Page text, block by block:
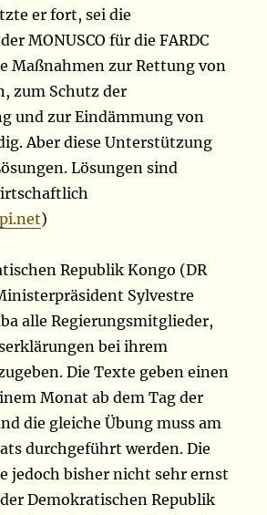
er fort, sei die
MONUSCO für die FARDC
Maßnahmen zur Rettung von
zum Schutz der
und zur Eindämmung von
Aber diese Unterstützung
Lösungen sind
)
Republik Kongo (DR
Sylvestre
alle Regierungsmitglieder,
bei ihrem
Die Texte geben einen
Monat ab dem Tag der
die gleiche Übung muss am
durchgeführt werden. Die
jedoch bisher nicht sehr ernst
Demokratischen Republik